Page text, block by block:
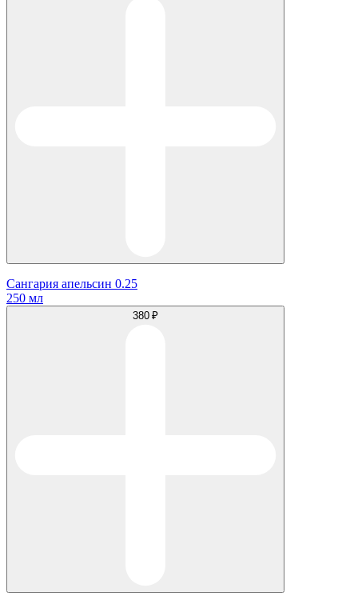
Сангария апельсин 0.25
250 мл
380 ₽